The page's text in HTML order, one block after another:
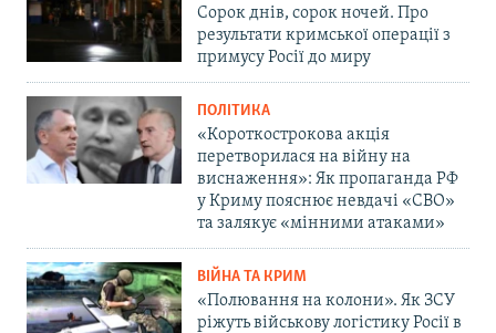
Сорок днів, сорок ночей. Про
результати кримської операції з
примусу Росії до миру
ПОЛІТИКА
«Короткострокова акція
перетворилася на війну на
виснаження»: Як пропаганда РФ
у Криму пояснює невдачі «СВО»
та залякує «мінними атаками»
ВІЙНА ТА КРИМ
«Полювання на колони». Як ЗСУ
ріжуть військову логістику Росії в